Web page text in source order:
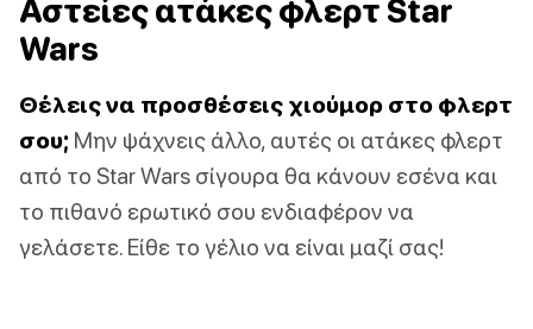
Αστείες ατάκες φλερτ Star
Wars
Θέλεις να προσθέσεις χιούμορ στο φλερτ
σου; Μην ψάχνεις άλλο, αυτές οι ατάκες φλερτ
από το Star Wars σίγουρα θα κάνουν εσένα και
το πιθανό ερωτικό σου ενδιαφέρον να
γελάσετε. Είθε το γέλιο να είναι μαζί σας!